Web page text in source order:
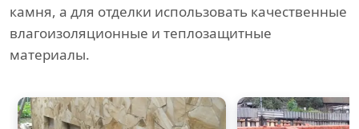
камня, а для отделки использовать качественные
влагоизоляционные и теплозащитные
материалы.